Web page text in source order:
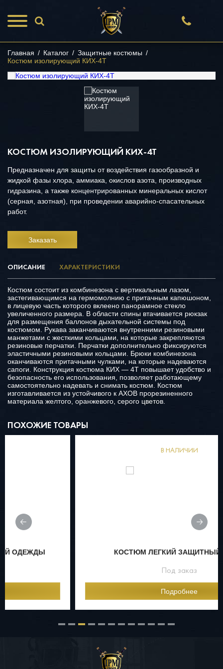
Главная / Каталог / Защитные костюмы /
Костюм изолирующий КИХ-4Т
КОСТЮМ ИЗОЛИРУЮЩИЙ КИХ-4Т
Предназначен для защиты от воздействия газообразной и
жидкой фазы хлора, аммиака, окислов азота, производных
гидразина, а также концентрированных минеральных кислот
(серная, азотная), при проведении аварийно-спасательных
работ.
Заказать
ОПИСАНИЕ ХАРАКТЕРИСТИКИ
Костюм состоит из комбинезона с вертикальным лазом,
застегивающимся на гермомолнию с притачным капюшоном,
в лицевую часть которого вклеено панорамное стекло
увеличенного размера. В области спины втачивается рюкзак
для размещения баллонов дыхательной системы под
костюмом. Рукава заканчиваются внутренними резиновыми
манжетами с жесткими кольцами, на которые закрепляются
резиновые перчатки. Перчатки дополнительно фиксируются
эластичными резиновыми кольцами. Брюки комбинезона
оканчиваются притачными чулками, на которые надеваются
сапоги. Конструкция костюма КИХ — 4Т повышает удобство и
безопасность его использования, позволяет работающему
самостоятельно надевать и снимать костюм. Костюм
изготавливается из устойчивого к АХОВ прорезиненного
материала желтого, оранжевого, серого цветов.
ПОХОЖИЕ ТОВАРЫ
КОСТЮМ ЛЕГКИЙ ЗАЩИТНЫЙ Л-1МК